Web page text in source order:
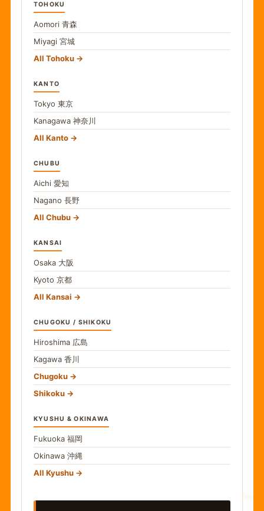
TOHOKU
Aomori 青森
Miyagi 宮城
All Tohoku
KANTO
Tokyo 東京
Kanagawa 神奈川
All Kanto
CHUBU
Aichi 愛知
Nagano 長野
All Chubu
KANSAI
Osaka 大阪
Kyoto 京都
All Kansai
CHUGOKU / SHIKOKU
Hiroshima 広島
Kagawa 香川
Chugoku
Shikoku
KYUSHU & OKINAWA
Fukuoka 福岡
Okinawa 沖縄
All Kyushu